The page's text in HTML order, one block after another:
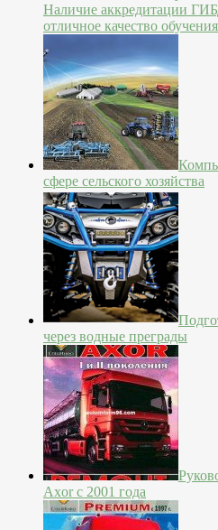
Наличие аккредитации
отличное качество обучения
сфере сельского хозяйства
через водные преграды
Axor с 2001 года